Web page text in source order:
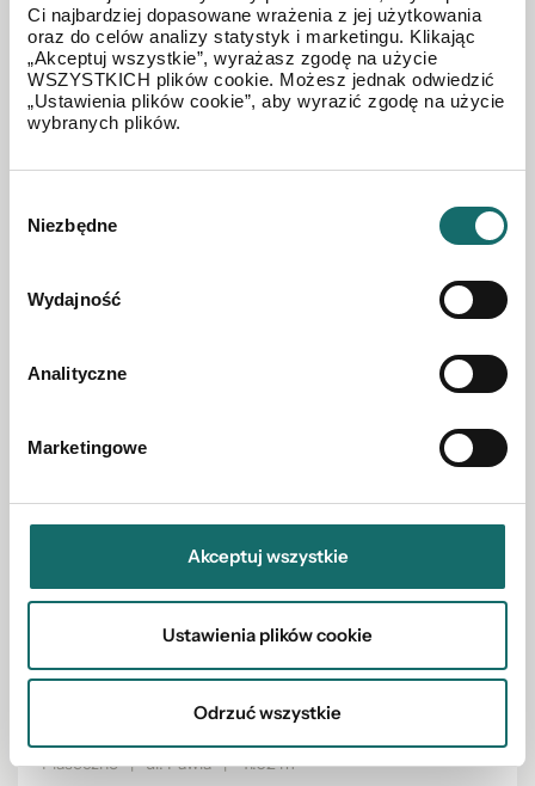
Ci najbardziej dopasowane wrażenia z jej użytkowania
oraz do celów analizy statystyk i marketingu. Klikając
„Akceptuj wszystkie”, wyrażasz zgodę na użycie
WSZYSTKICH plików cookie. Możesz jednak odwiedzić
„Ustawienia plików cookie”, aby wyrazić zgodę na użycie
wybranych plików.
zgody
Niezbędne
Wydajność
Analityczne
Marketingowe
Akceptuj wszystkie
Ustawienia plików cookie
Odrzuć wszystkie
MIESZKANIE NA SPRZEDAŻ
Bemowo, kawalerka przy nowej stacji metra
Bemowo ul. Szeligowska
MIESZKANIE NA SPRZEDAŻ
Na sprzedaż 2 pokoje,41m2,Bezpieczny Kredyt
2%
Piaseczno | ul. Pawia | 41.02 m²